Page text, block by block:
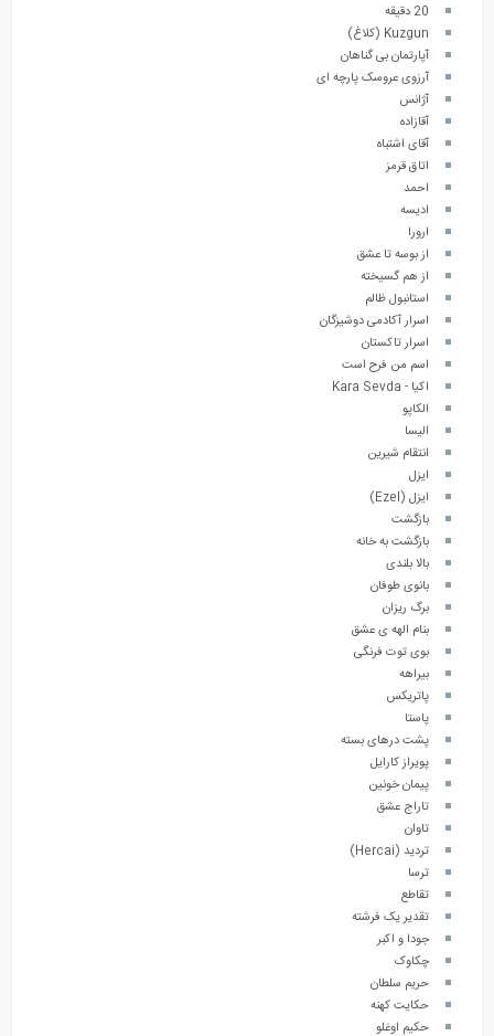
20 دقیقه
Kuzgun (کلاغ)
آپارتمان بی گناهان
آرزوی عروسک پارچه ای
آژانس
آقازاده
آقای اشتباه
اتاق قرمز
احمد
ادیسه
ارورا
از بوسه تا عشق
از هم گسیخته
استانبول ظالم
اسرار آکادمی دوشیزگان
اسرار تاکستان
اسم من فرح است
اکیا - Kara Sevda
الکاپو
الیسا
انتقام شیرین
ایزل
ایزل (Ezel)
بازگشت
بازگشت به خانه
بالا بلندی
بانوی طوفان
برگ ریزان
بنام الهه ی عشق
بوی توت فرنگی
بیراهه
پاتریکس
پاستا
پشت درهای بسته
پویراز کارایل
پیمان خونین
تاراج عشق
تاوان
تردید (Hercai)
ترسا
تقاطع
تقدیر یک فرشته
جودا و اکبر
چکاوک
حریم سلطان
حکایت کهنه
حکیم اوغلو